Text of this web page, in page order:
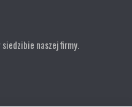
naszej firmy.